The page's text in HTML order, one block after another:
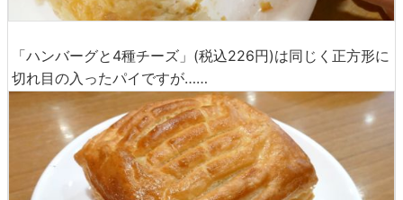
「ハンバーグと4種チーズ」(税込226円)は同じく正方形に
切れ目の入ったパイですが……